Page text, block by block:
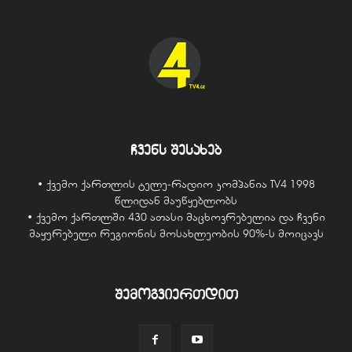
ჩვენს შესახებ
• ქვემო ქართლის ტელე-რადიო კომპანია TV4 1998
წლიდან მაუწყებლობს
• ქვემო ქართლში 430 ათასი მაცხოვრებელია და ჩვენი
მაყურებელი რეგიონის მოსახლეობის 90%-ს მოიცავს
შემოგვიერთდით